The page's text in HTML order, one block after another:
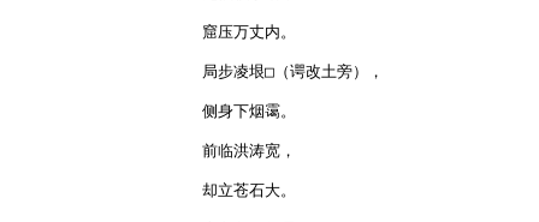
窟压万丈内。
局步凌垠□（谔改土旁），
侧身下烟霭。
前临洪涛宽，
却立苍石大。